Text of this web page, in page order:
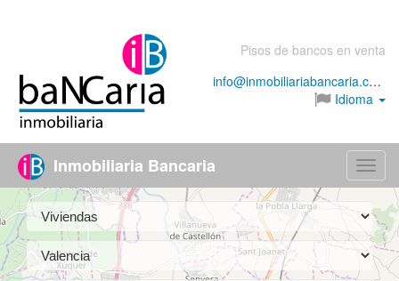
Pisos de bancos en venta
info@inmobiliariabancaria.com
Idioma
Menú
Inmobiliaria Bancaria